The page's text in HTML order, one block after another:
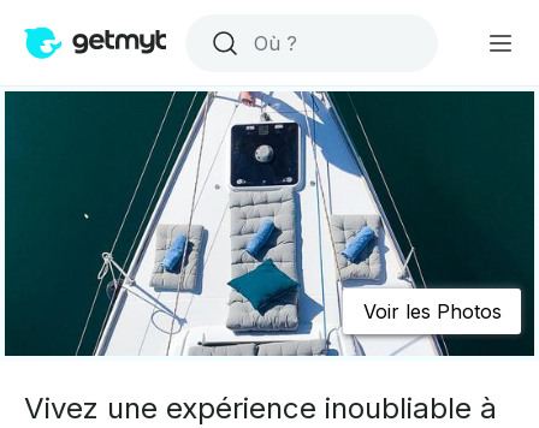
Voir les Photos
Vivez une expérience inoubliable à